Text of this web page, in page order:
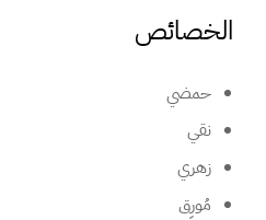
الخصائص
حمضي
نقي
زهري
مُورِق